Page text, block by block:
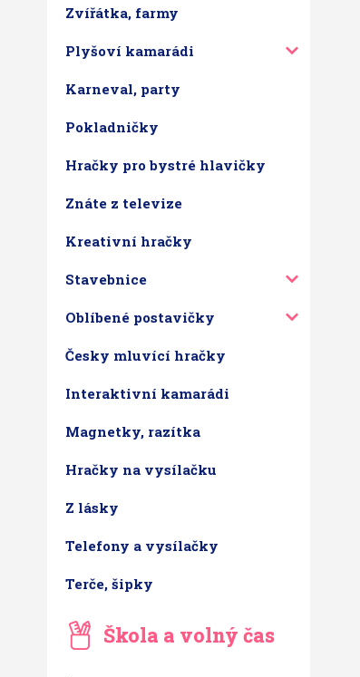
Zvířátka, farmy
Plyšoví kamarádi
Karneval, party
Pokladničky
Hračky pro bystré hlavičky
Znáte z televize
Kreativní hračky
Stavebnice
Oblíbené postavičky
Česky mluvící hračky
Interaktivní kamarádi
Magnetky, razítka
Hračky na vysílačku
Z lásky
Telefony a vysílačky
Terče, šipky
Škola a volný čas